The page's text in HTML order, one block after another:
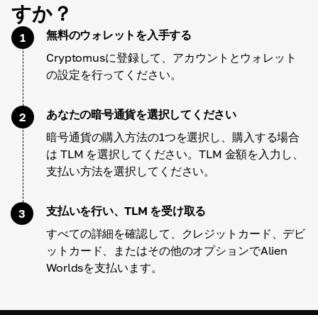
すか？
1
無料のウォレットを入手する
Cryptomusに登録して、アカウントとウォレット
の設定を行ってください。
2
あなたの暗号通貨を選択してください
暗号通貨の購入方法の1つを選択し、購入する場合
は TLM を選択してください。TLM 金額を入力し、
支払い方法を選択してください。
3
支払いを行い、TLM を受け取る
すべての詳細を確認して、クレジットカード、デビ
ットカード、またはその他のオプションでAlien
Worldsを支払います。